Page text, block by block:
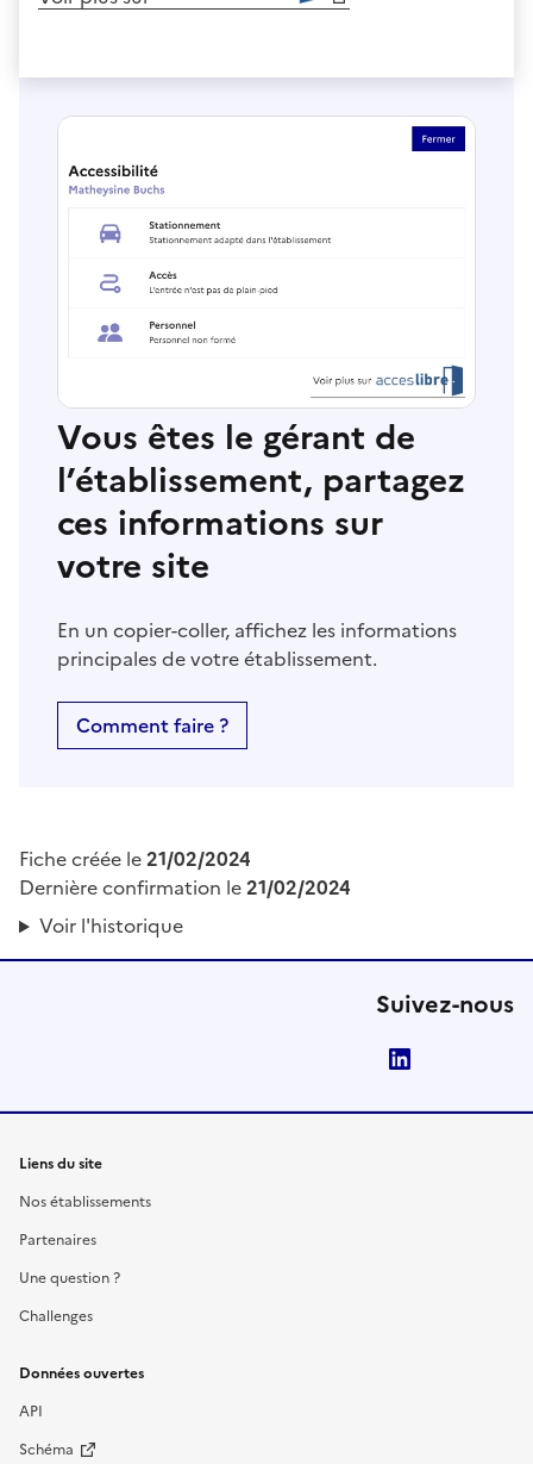
Vous êtes le gérant de
l’établissement, partagez
ces informations sur
votre site
En un copier-coller, affichez les informations
principales de votre établissement.
Comment faire ?
Fiche créée le21/02/2024
Dernière confirmation le21/02/2024
Voir l'historique
Suivez-nous
Liens du site
Nos établissements
Partenaires
Une question ?
Challenges
Données ouvertes
API
Schéma